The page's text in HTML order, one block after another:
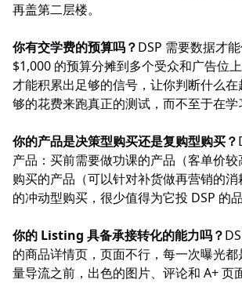
再盖第二层楼。
你有交学费的预算吗？DSP 需要数据才
$1,000 的预算分摊到多个受众和广告位
才能积累出足够的信号，让你判断什么
够的花费来跑真正的测试，而不至于在学
你的产品是决策型购买还是复购型购买？
产品：买前需要做功课的产品（客单价
购买的产品（可以针对补货做再营销的
的冲动型购买，很少值得为它投 DSP 的
你的 Listing 具备承接转化的能力吗？
的商品详情页，页面不行，每一次曝光
量导流之前，出色的图片、评论和 A+ 页